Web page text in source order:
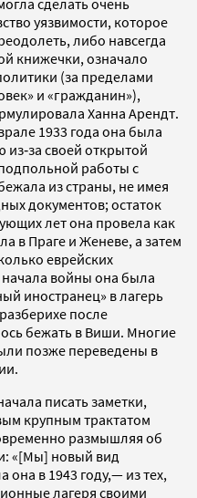
уязвимости, которое
либо навсегда
книжечки, означало
(за пределами
и «гражданин»),
Ханна Арендт.
1933 года она была
своей открытой
работы с
из страны, не имея
документов; остаток
лет она провела как
в Праге и Женеве, а затем
еврейских
войны она была
иностранец» в лагерь
после
бежать в Виши. Многие
позже переведены в
писать заметки,
крупным трактатом
размышляя об
«[Мы] новый вид
она в 1943 году,— из тех,
лагеря своими